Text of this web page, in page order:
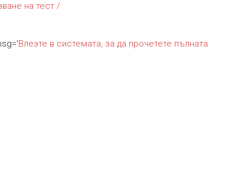
на тест /
Влезте в системата, за да прочетете пълната